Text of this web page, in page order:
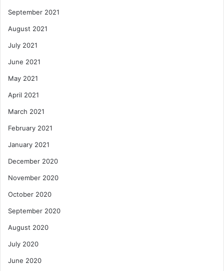
September 2021
August 2021
July 2021
June 2021
May 2021
April 2021
March 2021
February 2021
January 2021
December 2020
November 2020
October 2020
September 2020
August 2020
July 2020
June 2020